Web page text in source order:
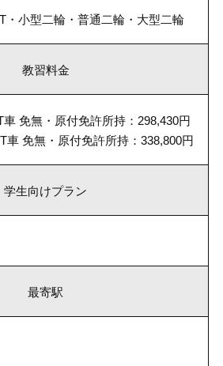
・小型二輪・普通二輪・大型二輪
教習料金
免無・原付免許所持：298,430円
車 免無・原付免許所持：338,800円
学生向けプラン
最寄駅